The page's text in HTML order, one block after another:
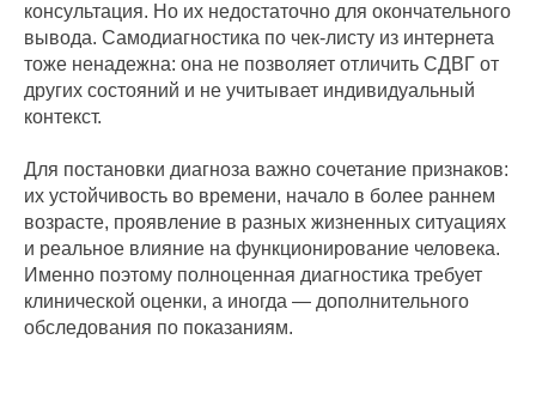
консультация. Но их недостаточно для окончательного
вывода. Самодиагностика по чек-листу из интернета
тоже ненадежна: она не позволяет отличить СДВГ от
других состояний и не учитывает индивидуальный
контекст.
Для постановки диагноза важно сочетание признаков:
их устойчивость во времени, начало в более раннем
возрасте, проявление в разных жизненных ситуациях
и реальное влияние на функционирование человека.
Именно поэтому полноценная диагностика требует
клинической оценки, а иногда — дополнительного
обследования по показаниям.